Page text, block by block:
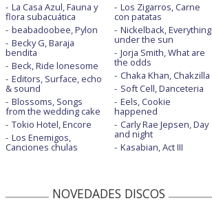
La Casa Azul, Fauna y
flora subacuática
beabadoobee, Pylon
Becky G, Baraja
bendita
Beck, Ride lonesome
Editors, Surface, echo
& sound
Blossoms, Songs
from the wedding cake
Tokio Hotel, Encore
Los Enemigos,
Canciones chulas
Los Zigarros, Carne
con patatas
Nickelback, Everything
under the sun
Jorja Smith, What are
the odds
Chaka Khan, Chakzilla
Soft Cell, Danceteria
Eels, Cookie
happened
Carly Rae Jepsen, Day
and night
Kasabian, Act III
NOVEDADES DISCOS